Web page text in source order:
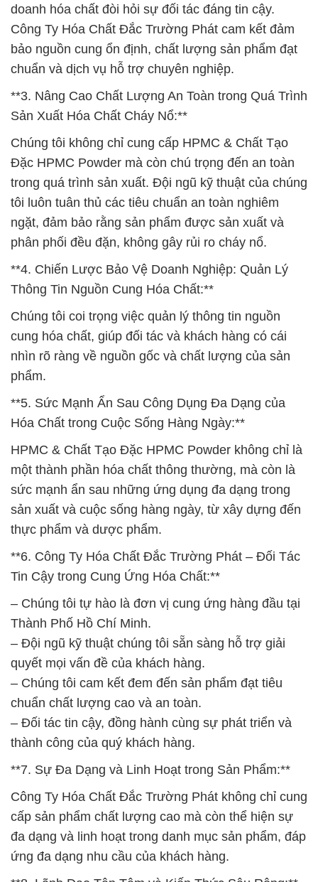
doanh hóa chất đòi hỏi sự đối tác đáng tin cậy.
Công Ty Hóa Chất Đắc Trường Phát cam kết đảm
bảo nguồn cung ổn định, chất lượng sản phẩm đạt
chuẩn và dịch vụ hỗ trợ chuyên nghiệp.
**3. Nâng Cao Chất Lượng An Toàn trong Quá Trình
Sản Xuất Hóa Chất Cháy Nổ:**
Chúng tôi không chỉ cung cấp HPMC & Chất Tạo
Đặc HPMC Powder mà còn chú trọng đến an toàn
trong quá trình sản xuất. Đội ngũ kỹ thuật của chúng
tôi luôn tuân thủ các tiêu chuẩn an toàn nghiêm
ngặt, đảm bảo rằng sản phẩm được sản xuất và
phân phối đều đặn, không gây rủi ro cháy nổ.
**4. Chiến Lược Bảo Vệ Doanh Nghiệp: Quản Lý
Thông Tin Nguồn Cung Hóa Chất:**
Chúng tôi coi trọng việc quản lý thông tin nguồn
cung hóa chất, giúp đối tác và khách hàng có cái
nhìn rõ ràng về nguồn gốc và chất lượng của sản
phẩm.
**5. Sức Mạnh Ẩn Sau Công Dụng Đa Dạng của
Hóa Chất trong Cuộc Sống Hàng Ngày:**
HPMC & Chất Tạo Đặc HPMC Powder không chỉ là
một thành phần hóa chất thông thường, mà còn là
sức mạnh ẩn sau những ứng dụng đa dạng trong
sản xuất và cuộc sống hàng ngày, từ xây dựng đến
thực phẩm và dược phẩm.
**6. Công Ty Hóa Chất Đắc Trường Phát – Đối Tác
Tin Cậy trong Cung Ứng Hóa Chất:**
– Chúng tôi tự hào là đơn vị cung ứng hàng đầu tại
Thành Phố Hồ Chí Minh.
– Đội ngũ kỹ thuật chúng tôi sẵn sàng hỗ trợ giải
quyết mọi vấn đề của khách hàng.
– Chúng tôi cam kết đem đến sản phẩm đạt tiêu
chuẩn chất lượng cao và an toàn.
– Đối tác tin cậy, đồng hành cùng sự phát triển và
thành công của quý khách hàng.
**7. Sự Đa Dạng và Linh Hoạt trong Sản Phẩm:**
Công Ty Hóa Chất Đắc Trường Phát không chỉ cung
cấp sản phẩm chất lượng cao mà còn thể hiện sự
đa dạng và linh hoạt trong danh mục sản phẩm, đáp
ứng đa dạng nhu cầu của khách hàng.